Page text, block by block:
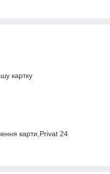
картку
карти,Privat 24